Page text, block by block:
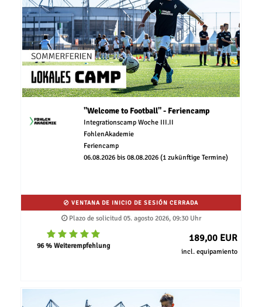
"Welcome to Football" - Feriencamp
Integrationscamp Woche III.II
FohlenAkademie
Feriencamp
06.08.2026 bis 08.08.2026 (1 zukünftige Termine)
VENTANA DE INICIO DE SESIÓN CERRADA
Plazo de solicitud 05. agosto 2026, 09:30 Uhr
96 % Weiterempfehlung
189,00 EUR
incl. equipamiento